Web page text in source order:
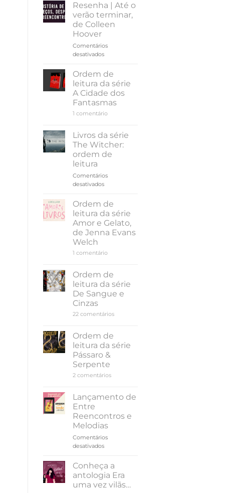
Indomada,
de
Carina
Resenha | Até o
verão terminar,
de Colleen
Hoover
Comentários
desativadosem
|
Até
o
verão
terminar,
de
Hoover
Ordem de
leitura da série
A Cidade dos
Fantasmas
1 comentárioem
leitura
da
série
A
Cidade
Livros da série
The Witcher:
ordem de
leitura
Comentários
desativadosem
da
série
The
Witcher:
ordem
leitura
Ordem de
leitura da série
Amor e Gelato,
de Jenna Evans
Welch
1 comentárioem
leitura
da
série
Amor
e
de
Jenna
Ordem de
leitura da série
De Sangue e
Cinzas
22 comentáriosem
série
Ordem de
leitura da série
Pássaro &
Serpente
2 comentáriosem
leitura
da
Pássaro
&
Lançamento de
Entre
Reencontros e
Melodias
Comentários
desativadosem
de
Entre
Reencontros
e
Conheça a
antologia Era
uma vez vilãs…